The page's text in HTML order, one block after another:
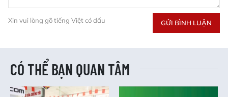
Xin vui lòng gõ tiếng Việt có dấu GỬI BÌNH LUẬN
CÓ THỂ BẠN QUAN TÂM